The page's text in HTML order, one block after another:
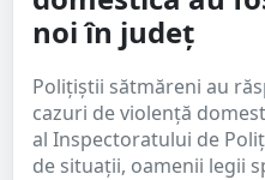
noi în județ
Polițiștii sătmăreni au
cazuri de violență
al Inspectoratului de
de situații, oamenii legii